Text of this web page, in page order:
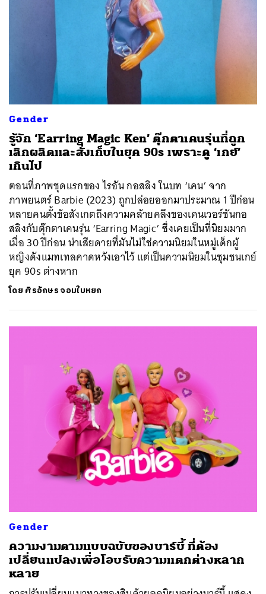
Gender
รู้จัก ‘Earring Magic Ken’ ตุ๊กตาเคนรุ่นที่ถูก
เลิกผลิตและสั่งเก็บในยุค 90s เพราะดู ‘เกย์’
เกินไป
ตอนที่ภาพชุดแรกของ ไรอัน กอสลิง ในบท ‘เคน’ จาก
ภาพยนตร์ Barbie (2023) ถูกปล่อยออกมาประมาณ 1 ปีก่อน
หลายคนตั้งข้อสังเกตถึงความคล้ายคลึงของเคนเวอร์ชันกอ
สลิงกับตุ๊กตาเคนรุ่น ‘Earring Magic’ ซึ่งเคยเป็นที่นิยมมาก
เมื่อ 30 ปีก่อน น่าเสียดายที่มันไม่ใช่ความนิยมในหมู่เด็กผู้
หญิงดังแมทเทลคาดหวังเอาไว้ แต่เป็นความนิยมในชุมชนเกย์
ยุค 90s ต่างหาก
โดย ศิรอักษร จอมใบหยก
Gender
ความงามตามแบบฉบับของบาร์บี้ ที่ต้อง
เปลี่ยนแปลงเพื่อโอบรับความแตกต่างหลาก
หลาย